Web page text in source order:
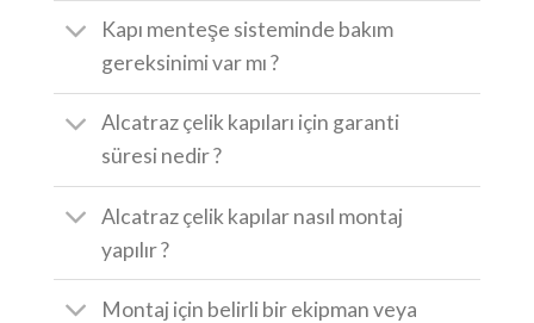
Kapı menteşe sisteminde bakım
gereksinimi var mı ?
Alcatraz çelik kapıları için garanti
süresi nedir ?
Alcatraz çelik kapılar nasıl montaj
yapılır ?
Montaj için belirli bir ekipman veya